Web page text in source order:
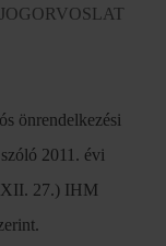
önrendelkezési
2011. évi
27.) IHM